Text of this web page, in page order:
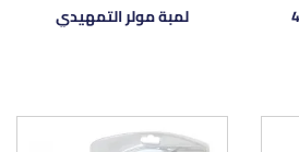
لمبة مولر التمهيدي